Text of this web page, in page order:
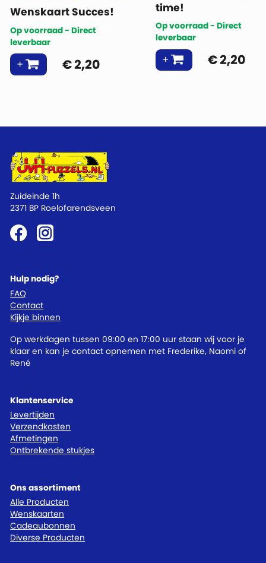
Wenskaart Succes!
Op voorraad - Direct
leverbaar
€2,20
time!
Op voorraad - Direct
leverbaar
€2,20
Klantenservice
Levertijden
Verzendkosten
Afmetingen
Ontbrekende stukjes
Ons assortiment
Alle Producten
Wenskaarten
Cadeaubonnen
Diverse Producten
Hulp nodig?
FAQ
Contact
Kijkje binnen
Op werkdagen tussen 09:00 en 17:00 uur staan wij voor je
klaar en kan je contact opnemen met Frederike, Naomi of
René
Zuideinde 1h
2371 BP Roelofarendsveen